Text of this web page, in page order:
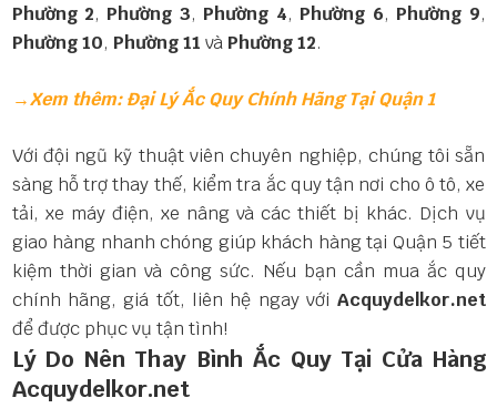
Phường 2, Phường 3, Phường 4, Phường 6, Phường 9,
Phường 10, Phường 11 và Phường 12.
→Xem thêm: Đại Lý Ắc Quy Chính Hãng Tại Quận 1
Với đội ngũ kỹ thuật viên chuyên nghiệp, chúng tôi sẵn
sàng hỗ trợ thay thế, kiểm tra ắc quy tận nơi cho ô tô, xe
tải, xe máy điện, xe nâng và các thiết bị khác. Dịch vụ
giao hàng nhanh chóng giúp khách hàng tại Quận 5 tiết
kiệm thời gian và công sức. Nếu bạn cần mua ắc quy
chính hãng, giá tốt, liên hệ ngay với Acquydelkor.net
để được phục vụ tận tình!
Lý Do Nên Thay Bình Ắc Quy Tại Cửa Hàng
Acquydelkor.net